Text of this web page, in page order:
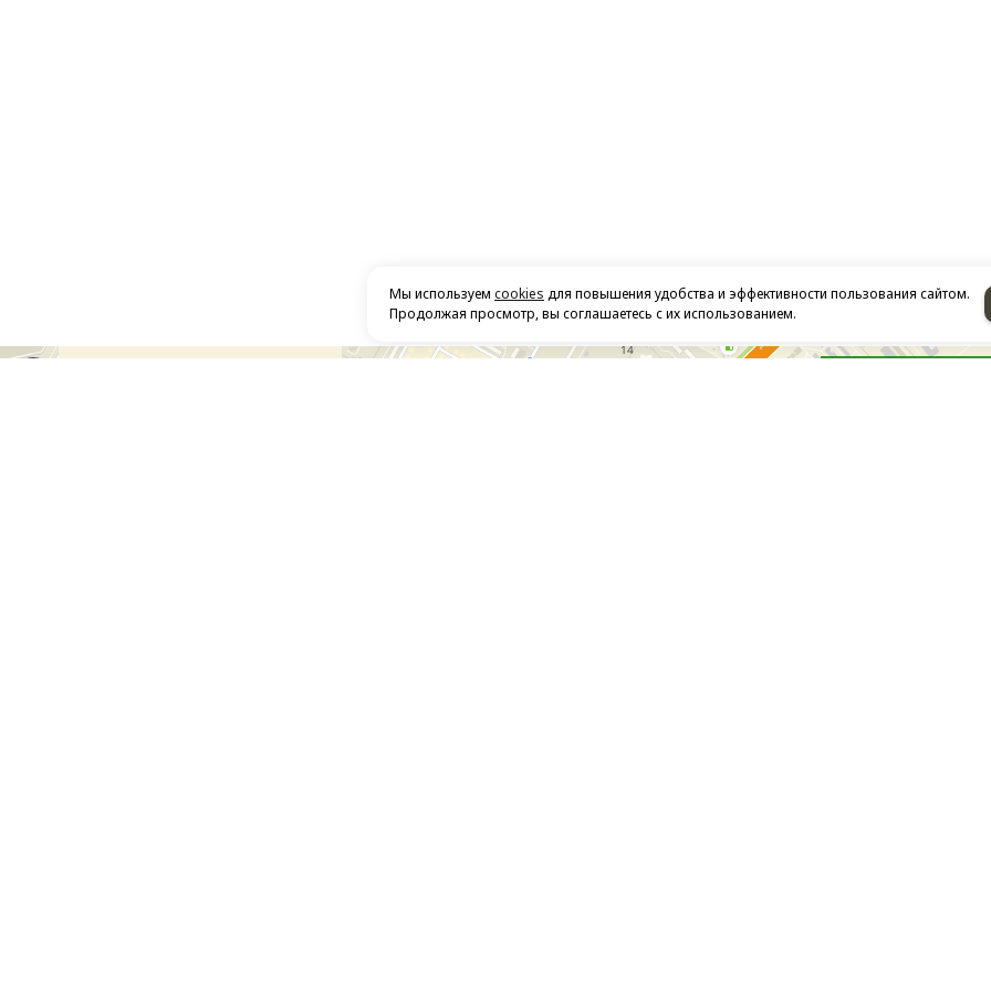
Мы используем cookies для повышения удобства и эффективности пользования сайтом.
Продолжая просмотр, вы соглашаетесь с их использованием.